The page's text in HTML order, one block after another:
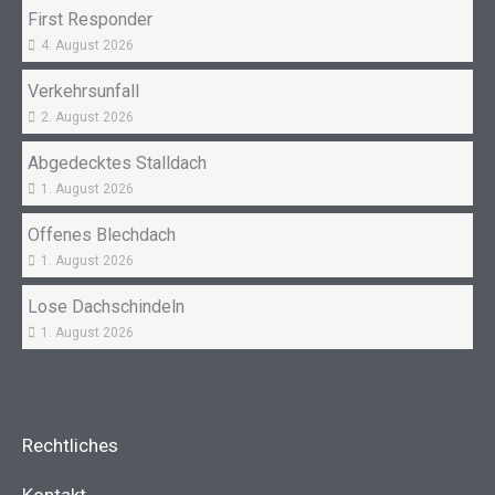
First Responder
4. August 2026
Verkehrsunfall
2. August 2026
Abgedecktes Stalldach
1. August 2026
Offenes Blechdach
1. August 2026
Lose Dachschindeln
1. August 2026
Rechtliches